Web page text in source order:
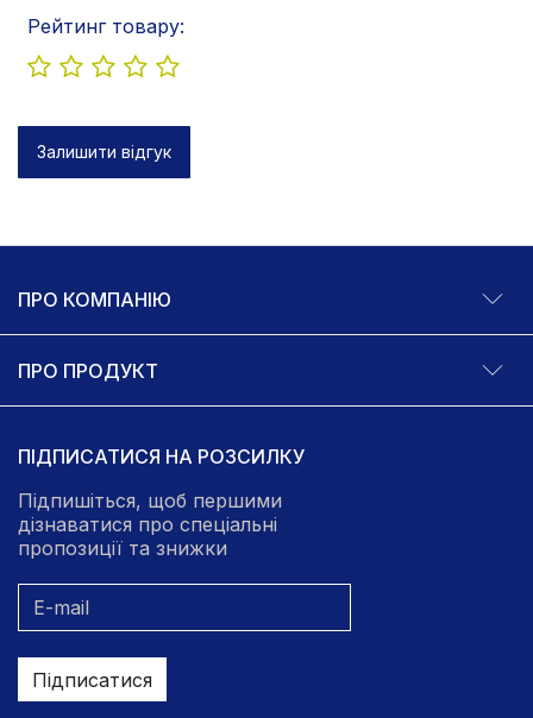
Рейтинг товару:
Залишити відгук
ПРО КОМПАНІЮ
ПРО ПРОДУКТ
ПІДПИСАТИСЯ НА РОЗСИЛКУ
Підпишіться, щоб першими
дізнаватися про спеціальні
пропозиції та знижки
Підписатися